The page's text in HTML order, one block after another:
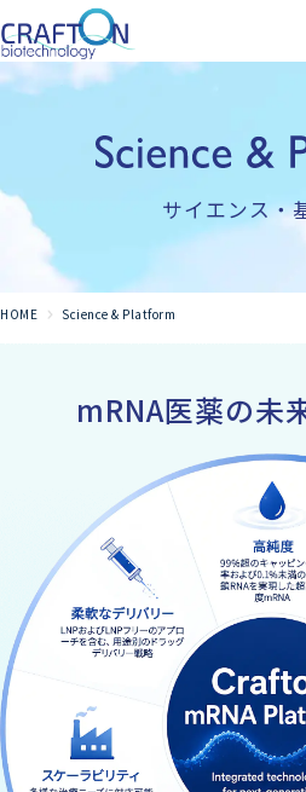
サイエンス・
HOME Science & Platform
mRNA医薬の未